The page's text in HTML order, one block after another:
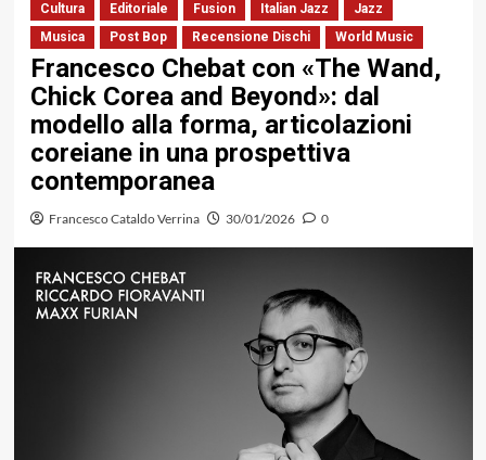
Cultura Editoriale Fusion Italian Jazz
Jazz
Musica
Post Bop Recensione Dischi World Music
Francesco Chebat con «The Wand,
Chick Corea and Beyond»: dal
modello alla forma, articolazioni
coreiane in una prospettiva
contemporanea
Francesco Cataldo Verrina 30/01/2026 0